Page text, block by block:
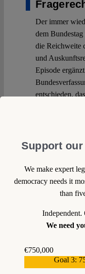
Der immer
dem
die Reichweite
und
Episode
entschieden,
ordnet sich in
von
die Frage
Mitglieder
juristischen
häufig die
Support
We make expert
democracy needs it
than
Independent.
We need
€750,000
Goal 3: